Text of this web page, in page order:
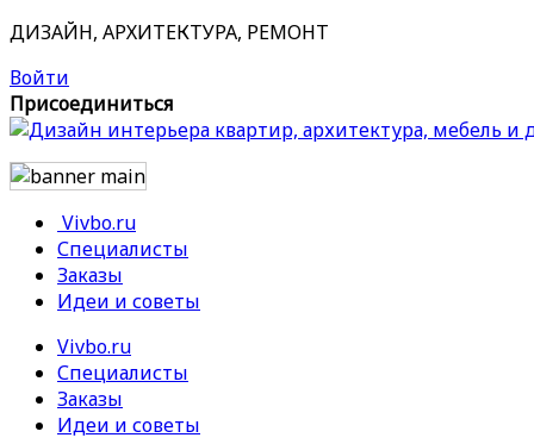
ДИЗАЙН, АРХИТЕКТУРА, РЕМОНТ
Войти
Присоединиться
Vivbo.ru
Специалисты
Заказы
Идеи и советы
Vivbo.ru
Специалисты
Заказы
Идеи и советы